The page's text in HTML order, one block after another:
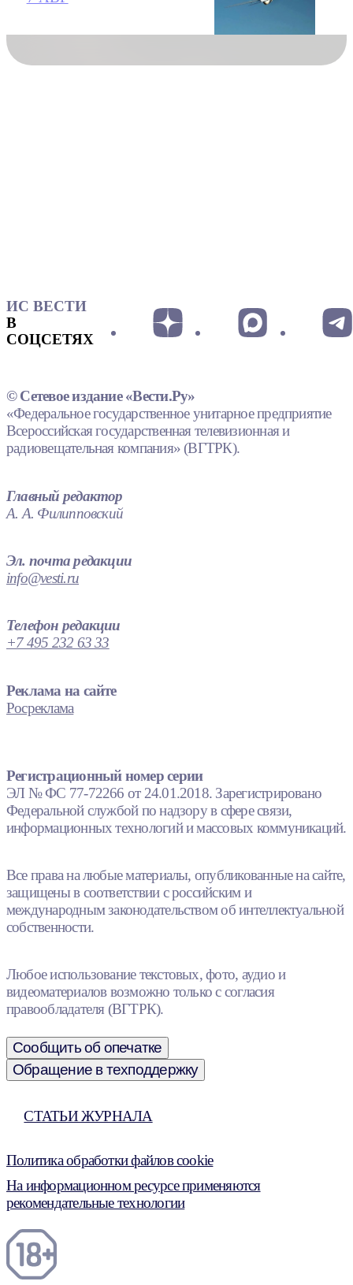
ИС ВЕСТИ
В
СОЦСЕТЯХ
© Сетевое издание «Вести.Ру»
«Федеральное государственное унитарное предприятие
Всероссийская государственная телевизионная и
радиовещательная компания» (ВГТРК).
Главный редактор
А. А. Филипповский
Эл. почта редакции
info@vesti.ru
Телефон редакции
+7 495 232 63 33
Реклама на сайте
Росреклама
Регистрационный номер серии
ЭЛ № ФС 77-72266 от 24.01.2018. Зарегистрировано
Федеральной службой по надзору в сфере связи,
информационных технологий и массовых коммуникаций.
Все права на любые материалы, опубликованные на сайте,
защищены в соответствии с российским и
международным законодательством об интеллектуальной
собственности.
Любое использование текстовых, фото, аудио и
видеоматериалов возможно только с согласия
правообладателя (ВГТРК).
Сообщить об опечатке
Обращение в техподдержку
СТАТЬИ ЖУРНАЛА
Политика обработки файлов cookie
На информационном ресурсе применяются
рекомендательные технологии